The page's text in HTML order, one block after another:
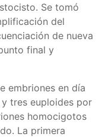
Se tomó
del
de nueva
final y
embriones en día
tres euploides por
homocigotos
La primera